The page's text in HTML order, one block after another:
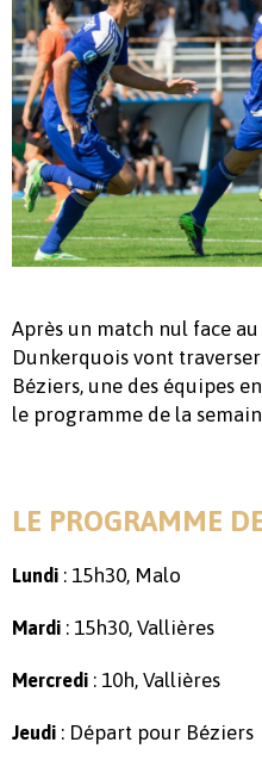
Après un match nul face
Dunkerquois vont
Béziers, une des équipes
le programme de la
LE PROGRAMME
Lundi : 15h30, Malo
Mardi : 15h30, Vallières
Mercredi : 10h, Vallières
Jeudi : Départ pour Béziers